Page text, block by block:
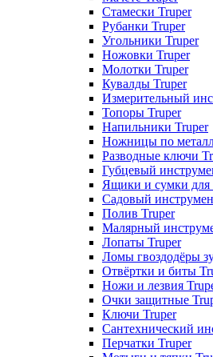
Стамески Truper
Рубанки Truper
Угольники Truper
Ножовки Truper
Молотки Truper
Кувалды Truper
Измерительный
Топоры Truper
Напильники Truper
Ножницы по
Разводные ключи
Губцевый
Ящики и сумки для
Садовый
Полив Truper
Малярный
Лопаты Truper
Ломы гвоздодёры
Отвёртки и биты
Ножи и лезвия
Очки защитные
Ключи Truper
Сантехнический
Перчатки Truper